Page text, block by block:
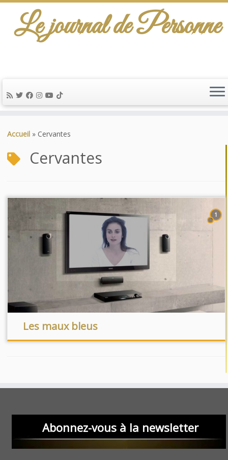
au
Le journal de Personne
Accueil » Cervantes
Cervantes
1
Les maux bleus
Abonnez-vous à la newsletter